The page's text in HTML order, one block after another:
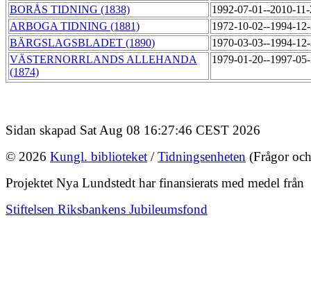
BORÅS TIDNING (1838)
1992-07-01--2010-
ARBOGA TIDNING (1881)
1972-10-02--1994-
BÄRGSLAGSBLADET (1890)
1970-03-03--1994-
VÄSTERNORRLANDS ALLEHANDA
(1874)
1979-01-20--1997-
Sidan skapad Sat Aug 08 16:27:46 CEST 2026
© 2026 Kungl. biblioteket /Tidningsenheten (Frågor
Projektet Nya Lundstedt har finansierats med medel från
Stiftelsen Riksbankens Jubileumsfond